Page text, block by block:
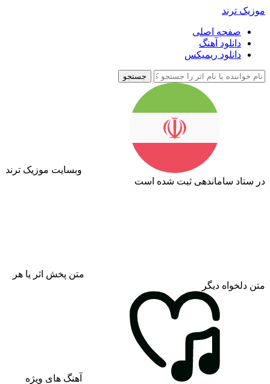
موزیک ترند
صفحه اصلی
دانلود آهنگ
دانلود ریمیکس
جستجو
وبسایت موزیک ترند
در ستاد ساماندهی ثبت شده است
متن پخش اثر یا هر
متن دلخواه دیگر
آهنگ های ویژه